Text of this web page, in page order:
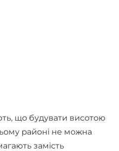
що будувати висотою
районі не можна
замість